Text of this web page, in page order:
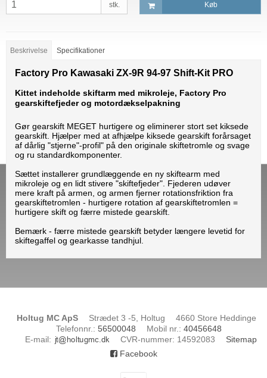
stk. Køb
Beskrivelse Specifikationer
Factory Pro Kawasaki ZX-9R 94-97 Shift-Kit PRO
Kittet indeholde skiftarm med mikroleje, Factory Pro
gearskiftefjeder og motordækselpakning
Gør gearskift MEGET hurtigere og eliminerer stort set kiksede
gearskift. Hjælper med at afhjælpe kiksede gearskift forårsaget
af dårlig "stjerne"-profil" på den originale skiftetromle og svage
og ru standardkomponenter.
Sættet installerer grundlæggende en ny skiftearm med
mikroleje og en lidt stivere "skiftefjeder". Fjederen udøver
mere kraft på armen, og armen fjerner rotationsfriktion fra
gearskiftetromlen - hurtigere rotation af gearskiftetromlen =
hurtigere skift og færre mistede gearskift.
Bemærk - færre mistede gearskift betyder længere levetid for
skiftegaffel og gearkasse tandhjul.
Holtug MC ApS Strædet 3 -5, Holtug
4660 Store Heddinge
Telefonnr.: 56500048 Mobil nr.: 40456648
E-mail: CVR-nummer: 14592083
Sitemap
Facebook